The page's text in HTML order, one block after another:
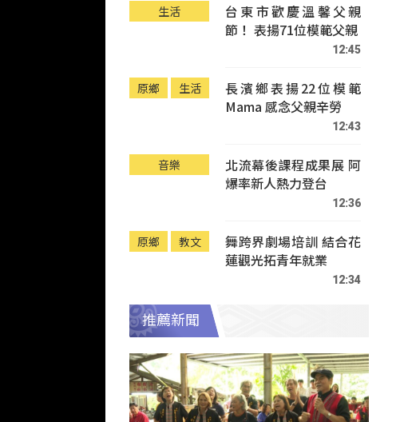
生活
台東市歡慶溫馨父親
節！ 表揚71位模範父親
12:45
原鄉 生活
長濱鄉表揚22位模範
Mama 感念父親辛勞
12:43
音樂
北流幕後課程成果展 阿
爆率新人熱力登台
12:36
原鄉 教文
舞跨界劇場培訓 結合花
蓮觀光拓青年就業
12:34
推薦新聞